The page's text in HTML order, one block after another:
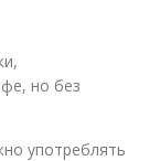
но без
употреблять